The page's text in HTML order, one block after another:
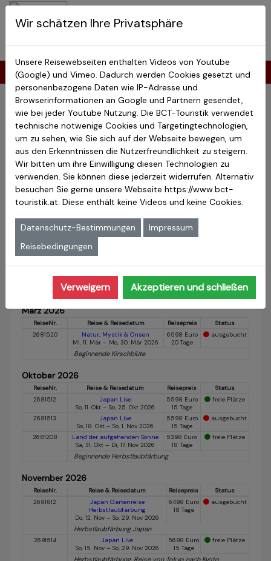
BCT-Touristik
Japan Reisen zur Herbstlaubfärbung (Koyo 紅葉 )
Termine der Japan Reisen
Reisetermine der nächsten 2 Jahre:
Alle Japan Reisen|Ostasien Reisen|Japan4Youth Reisen
|
Termine Ostern|Sommerferien|Weihnachten & Neujahr
|
Termine Kirschblüte|Herbstlauffärbung| Matsuri
Japan Reisen zur
Herbstlaubfärbung (Koyo 紅葉 )
März 2026
ReiseNr. Reise & Reisedatum Reisepreis
Status
2681520
Natur, Mystik & Onsen
Mi, 11. Mär – Mo, 30. Mär 2026
6598 Euro
20 Tage
ausgebucht
Beginnende Kirschblüte
Oktober 2026
ReiseNr. Reise & Reisedatum Reisepreis
Status
2681512
Japan Live
So, 11. Okt – So, 25. Okt 2026
5598 Euro
15 Tage
freie Plätze
2681513
Japan Live
So, 18. Okt – So, 1. Nov 2026
5598 Euro
15 Tage
ausgebucht
2681208
Land der aufgehenden Sonne
Sa, 31. Okt – Di, 17. Nov 2026
5398 Euro
18 Tage
freie Plätze
Beginnende Herbstlaubfärbung
November 2026
ReiseNr. Reise & Reisedatum Reisepreis
Status
2681812
Japan Gartenreise
Herbstlaubfärbung
Do, 12. Nov – So, 29. Nov 2026
6498 Euro
18 Tage
ausgebucht
Herbstlaubfärbung Japan
2691514
Japan Live
So, 15. Nov – So, 29. Nov 2026
5698 Euro
15 Tage
freie Plätze
Herbstlaubfärbung, Reise von Tokyo nach Kyoto
Wir schätzen Ihre Privatsphäre
Unsere Reisewebseiten enthalten Videos von Youtube
(Google) und Vimeo. Dadurch werden Cookies gesetzt und
personenbezogene Daten wie IP-Adresse und
Browserinformationen an Google und Partnern gesendet,
wie bei jeder Youtube Nutzung. Die BCT-Touristik verwendet
technische notwenige Cookies und Targetingtechnologien,
um zu sehen, wie Sie sich auf der Webseite bewegen, um
aus den Erkenntnissen die Nutzerfreundlichkeit zu steigern.
Wir bitten um ihre Einwilligung diesen Technologien zu
verwenden. Sie können diese jederzeit widerrufen. Alternativ
besuchen Sie gerne unsere Webseite https://www.bct-
touristik.at. Diese enthält keine Videos und keine Cookies.
Datenschutz-Bestimmungen
Impressum
Reisebedingungen
Verweigern Akzeptieren und schließen